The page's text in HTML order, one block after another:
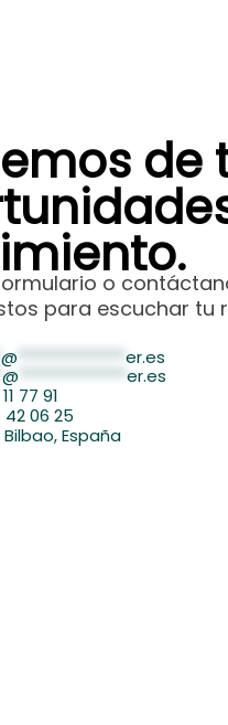
de
o
para escuchar tu
@
er.es
@ **************er.es
77 91
42 06 25
España